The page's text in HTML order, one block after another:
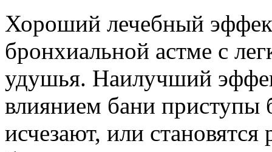
Хороший лечебный
бронхиальной астме с
удушья. Наилучший
влиянием бани приступы
исчезают, или